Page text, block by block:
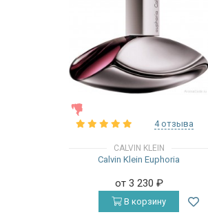
4 отзыва
CALVIN KLEIN
Calvin Klein Euphoria
от 3 230 ₽
В корзину